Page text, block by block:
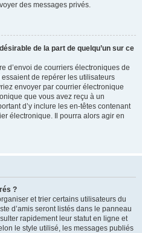
des messages privés.
de la part de quelqu’un sur ce
d’envoi de courriers électroniques de
de repérer les utilisateurs
envoyer par courrier électronique
que vous avez reçu à un
d’y inclure les en-têtes contenant
électronique. Il pourra alors agir en
?
et trier certains utilisateurs du
d’amis seront listés dans le panneau
rapidement leur statut en ligne et
le style utilisé, les messages publiés